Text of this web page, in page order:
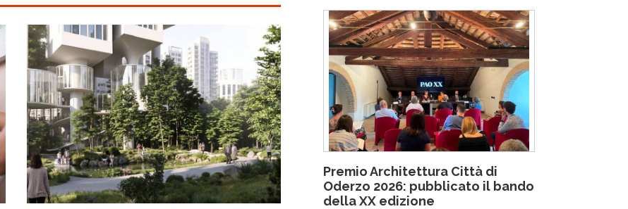
Premio Architettura Città di
Oderzo 2026: pubblicato il bando
della XX edizione